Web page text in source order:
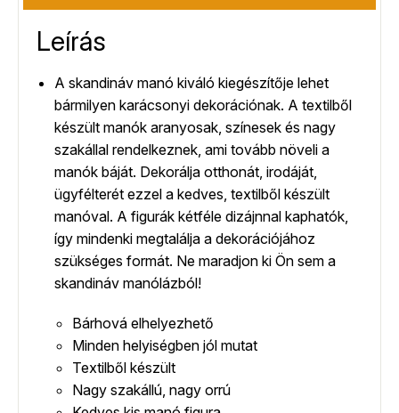
Leírás
A skandináv manó kiváló kiegészítője lehet
bármilyen karácsonyi dekorációnak. A textilből
készült manók aranyosak, színesek és nagy
szakállal rendelkeznek, ami tovább növeli a
manók báját. Dekorálja otthonát, irodáját,
ügyfélterét ezzel a kedves, textilből készült
manóval. A figurák kétféle dizájnnal kaphatók,
így mindenki megtalálja a dekorációjához
szükséges formát. Ne maradjon ki Ön sem a
skandináv manólázból!
Bárhová elhelyezhető
Minden helyiségben jól mutat
Textilből készült
Nagy szakállú, nagy orrú